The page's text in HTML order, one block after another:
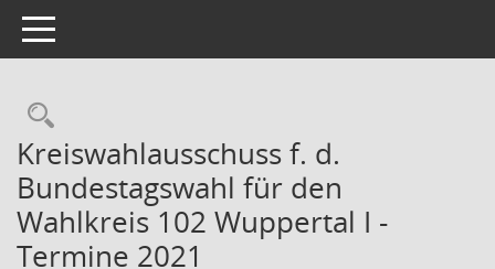
Toggle navigation
Rechercheauswahl
Kreiswahlausschuss f. d.
Bundestagswahl für den
Wahlkreis 102 Wuppertal I -
Termine 2021